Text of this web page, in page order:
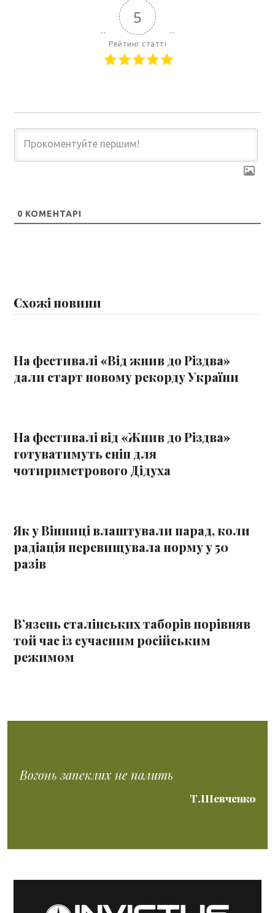
5
Рейтинг статті
0 КОМЕНТАРІ
Схожі новини
На фестивалі «Від жнив до Різдва»
дали старт новому рекорду України
На фестивалі від «Жнив до Різдва»
готуватимуть сніп для
чотириметрового Дідуха
Як у Вінниці влаштували парад, коли
радіація перевищувала норму у 50
разів
В’язень сталінських таборів порівняв
той час із сучасним російським
режимом
Вогонь запеклих не палить
Т.Шевченко